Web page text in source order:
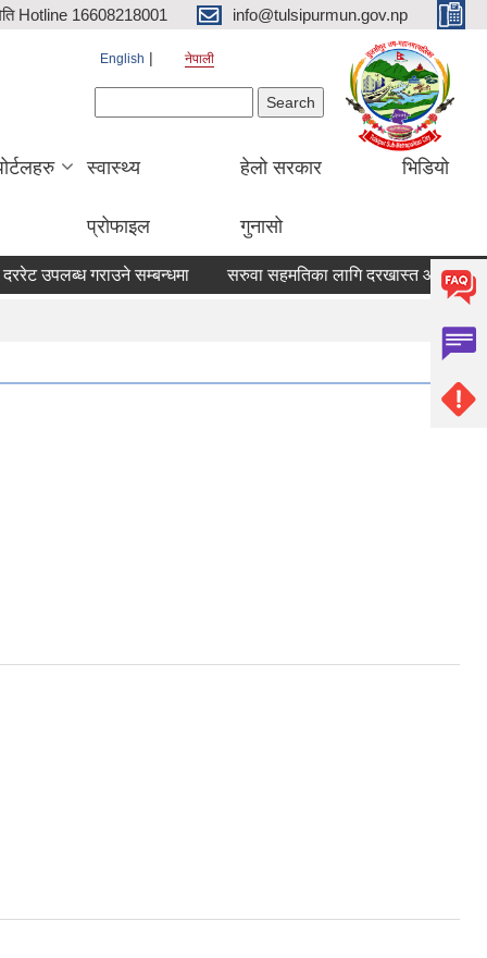
Hotline 16608218001 info@tulsipurmun.gov.np
English नेपाली
स्वास्थ्य
प्रोफाइल
हेलो सरकार
गुनासो
भिडियो
उपलब्ध गराउने सम्बन्धमा सरुवा सहमतिका लागि दरखास्त आवहान